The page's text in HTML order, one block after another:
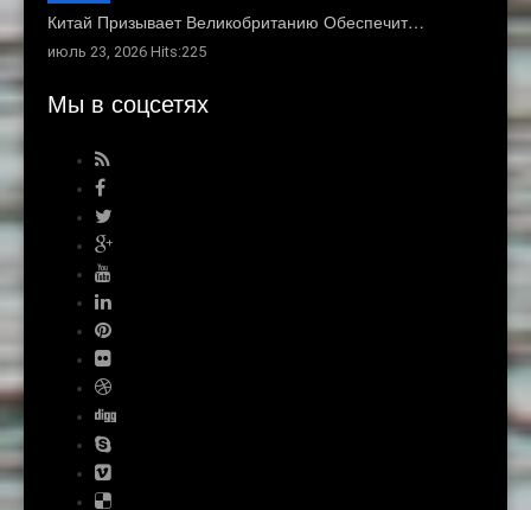
Китай Призывает Великобританию Обеспечит…
июль 23, 2026 Hits:225
Мы в соцсетях